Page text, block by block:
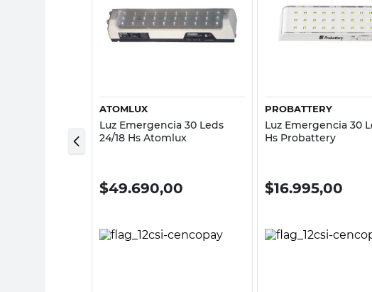
ATOMLUX
Luz Emergencia 30 Leds
24/18 Hs Atomlux
$49.690,00
PROBATTERY
Luz Emergencia 30
Hs Probattery
$16.995,00